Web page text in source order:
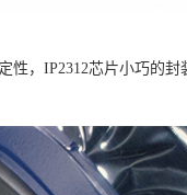
性，IP2312芯片小巧的封